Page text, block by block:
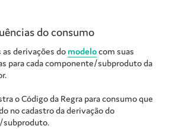
do consumo
derivações do modelocom suas
para cada componente/subproduto da
o Código da Regra para consumo que
no cadastro da derivação do